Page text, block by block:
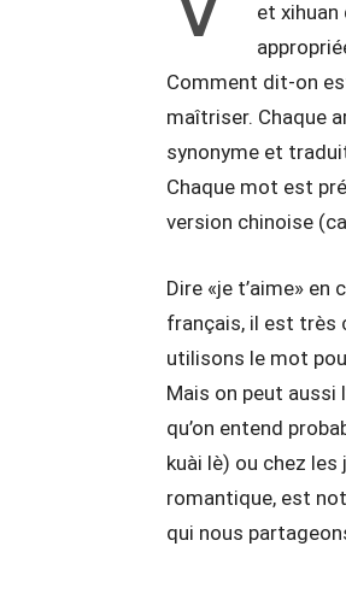
et
Comment dit-on
maîtriser. Chaque
synonyme et
Chaque mot est
version chinoise
Dire «je t’aime» en
français, il est très
utilisons le mot
Mais on peut aussi
qu’on entend
kuài lè) ou chez les
romantique, est
qui nous